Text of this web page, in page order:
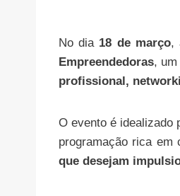
No dia 18 de março,
Empreendedoras,
profissional,
O evento é idealizado
programação rica em
que desejam